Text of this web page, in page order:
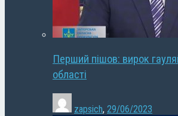
Перший пішов: вирок
області
zapsich, 29/06/2023